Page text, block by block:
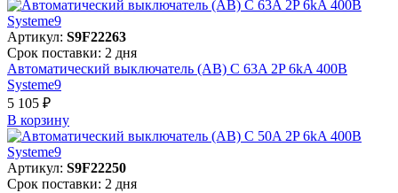
Артикул: S9F22263
Срок поставки: 2 дня
Автоматический выключатель (АВ) C 63A 2P 6kA 400В
Systeme9
5 105 ₽
В корзинy
Артикул: S9F22250
Срок поставки: 2 дня